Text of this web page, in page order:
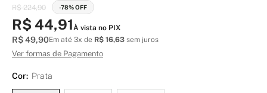
R$ 224,90 -78% OFF
R$ 44,91À vista no PIX
R$ 49,90Em até 3x de R$ 16,63 sem juros
Ver formas de Pagamento
Cor: Prata